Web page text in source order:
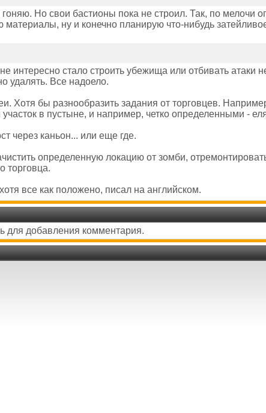
Но свои бастионы пока не строил. Так, по мелочи
материалы, ну и конечно планирую что-нибудь
интересно стало строить убежища или отбивать атаки
удалять. Все надоело.
Хотя бы разнообразить задания от торговцев.
в пустыне, и например, четко определенными -
через каньон... или еще где.
определенную локацию от зомби,
торговца.
все как положено, писал на английском.
для добавления комментария.